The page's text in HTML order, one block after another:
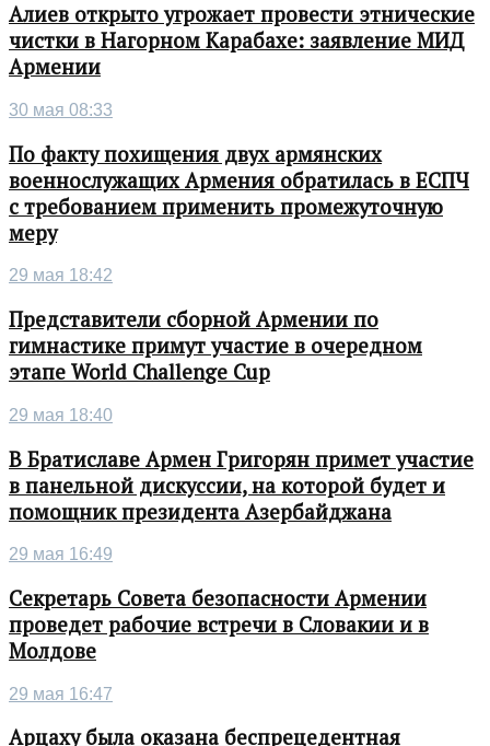
Алиев открыто угрожает провести этнические
чистки в Нагорном Карабахе: заявление МИД
Армении
30 мая 08:33
По факту похищения двух армянских
военнослужащих Армения обратилась в ЕСПЧ
с требованием применить промежуточную
меру
29 мая 18:42
Представители сборной Армении по
гимнастике примут участие в очередном
этапе World Challenge Cup
29 мая 18:40
В Братиславе Армен Григорян примет участие
в панельной дискуссии, на которой будет и
помощник президента Азербайджана
29 мая 16:49
Секретарь Совета безопасности Армении
проведет рабочие встречи в Словакии и в
Молдове
29 мая 16:47
Арцаху была оказана беспрецедентная